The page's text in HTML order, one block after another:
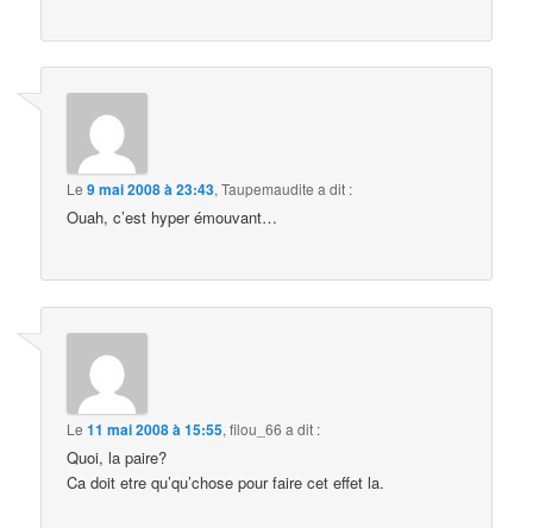
Le9 mai 2008 à 23:43,Taupemaudite a dit :
Ouah, c’est hyper émouvant…
Le11 mai 2008 à 15:55,filou_66 a dit :
Quoi, la paire?
Ca doit etre qu’qu’chose pour faire cet effet la.